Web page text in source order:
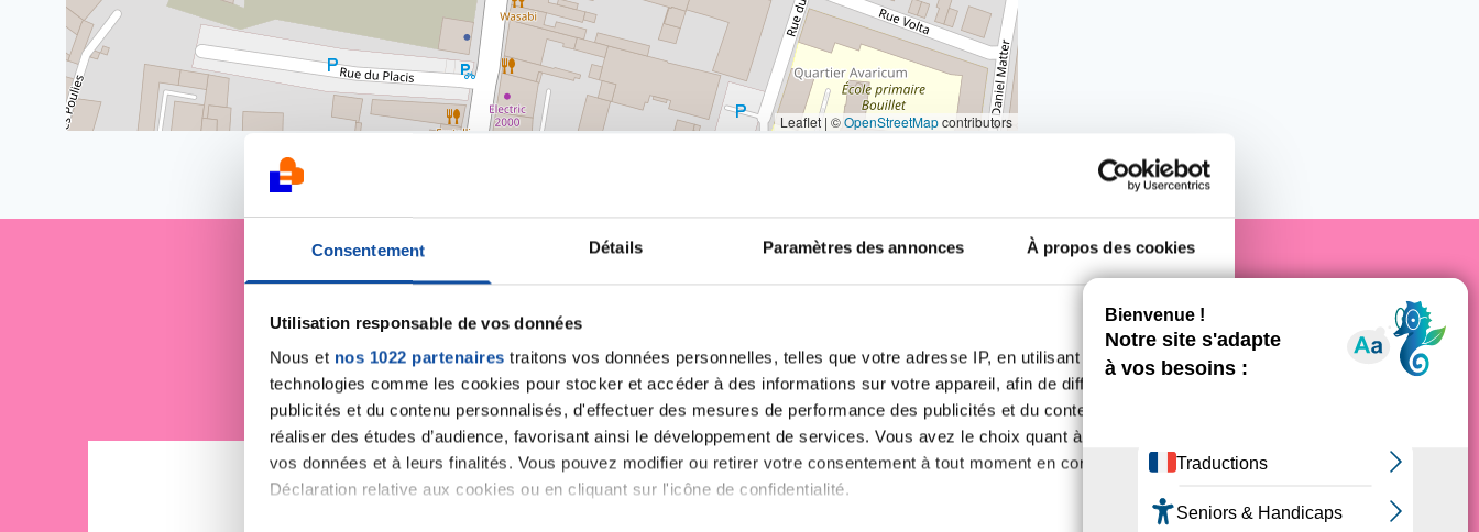
Consentement Détails Paramètres des annonces À propos des cookies
Utilisation responsable de vos données
Nous et nos 1022 partenaires traitons vos données personnelles, telles que votre adresse IP, en utilisant des
technologies comme les cookies pour stocker et accéder à des informations sur votre appareil, afin de diffuser des
publicités et du contenu personnalisés, d'effectuer des mesures de performance des publicités et du contenu, ainsi que de
réaliser des études d’audience, favorisant ainsi le développement de services. Vous avez le choix quant à l'utilisation de
vos données et à leurs finalités. Vous pouvez modifier ou retirer votre consentement à tout moment en consultant la
Déclaration relative aux cookies ou en cliquant sur l'icône de confidentialité.
Leaflet | ©OpenStreetMapcontributors
Je soutiens la Ligue contre le cancer